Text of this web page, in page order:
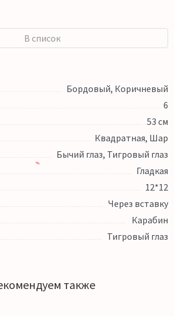
В список
Бордовый, Коричневый
6
53 см
Квадратная, Шар
Бычий глаз, Тигровый глаз
Гладкая
12*12
Через вставку
Карабин
Тигровый глаз
также